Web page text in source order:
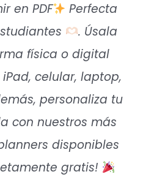
en PDF
Perfecta
. Úsala
física o digital
celular, laptop,
personaliza tu
con nuestros más
disponibles
gratis!